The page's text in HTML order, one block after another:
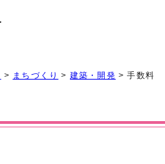
> まちづくり > 建築・開発 > 手数料